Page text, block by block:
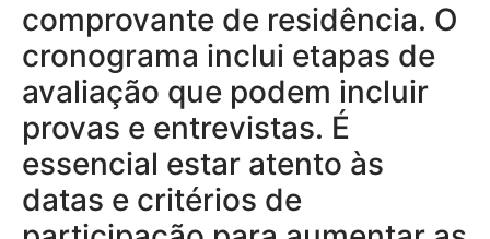
comprovante de residência. O
cronograma inclui etapas de
avaliação que podem incluir
provas e entrevistas. É
essencial estar atento às
datas e critérios de